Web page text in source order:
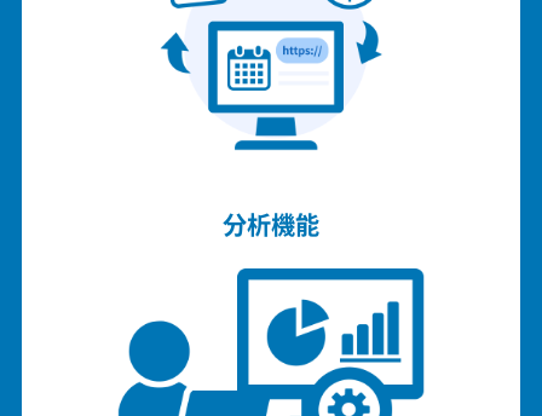
分析機能